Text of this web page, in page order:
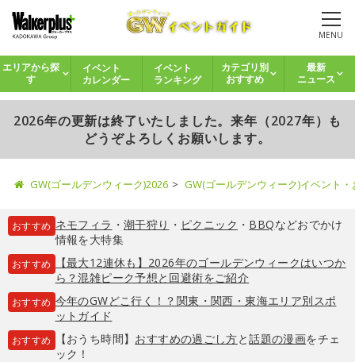
MENU
エリアから探
す
イベント
カレンダー
イベント
ランキング
カテゴリ別
おすすめ
最新
ニュース
2026年の更新は終了いたしました。来年（2027年）も
どうぞよろしくお願いします。
GW(ゴールデンウィーク)2026 GW(ゴールデンウィーク)イベント
おすすめ ネモフィラ ・ 潮干狩り ・ ピクニック ・ BBQなどおでかけ
情報を大特集
おすすめ
【最大12連休も】2026年のゴールデンウィークはいつか
ら？混雑ピーク予想と回避術をご紹介
おすすめ 今年のGWどこ行く！？関東・関西・東海エリア別スポ
ットガイド
おすすめ 【おうち時間】 おすすめの過ごし方と話題の漫画をチェ
ック！